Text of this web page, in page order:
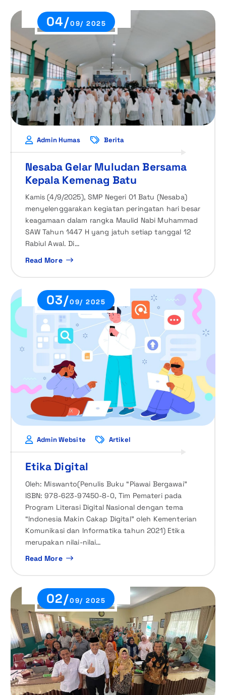
04/09/ 2025
Admin Humas Berita
Nesaba Gelar Muludan Bersama
Kepala Kemenag Batu
Kamis (4/9/2025), SMP Negeri 01 Batu (Nesaba)
menyelenggarakan kegiatan peringatan hari besar
keagamaan dalam rangka Maulid Nabi Muhammad
SAW Tahun 1447 H yang jatuh setiap tanggal 12
Rabiul Awal. Di…
Read More
03/09/ 2025
Admin Website Artikel
Etika Digital
Oleh: Miswanto(Penulis Buku “Piawai Bergawai”
ISBN: 978-623-97450-8-0, Tim Pemateri pada
Program Literasi Digital Nasional dengan tema
“Indonesia Makin Cakap Digital” oleh Kementerian
Komunikasi dan Informatika tahun 2021) Etika
merupakan nilai-nilai…
Read More
02/09/ 2025